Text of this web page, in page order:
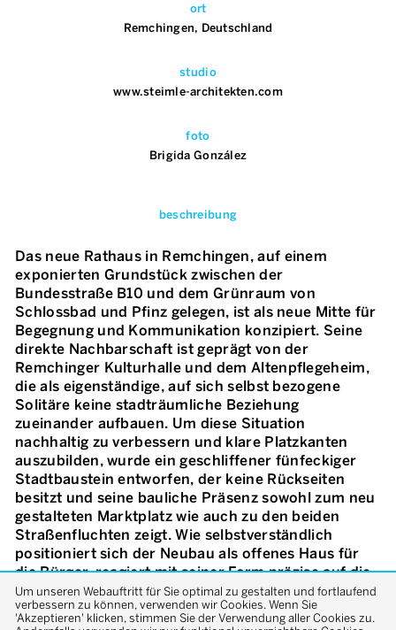
ort
Remchingen, Deutschland
studio
www.steimle-architekten.com
foto
Brigida González
beschreibung
Das neue Rathaus in Remchingen, auf einem
exponierten Grundstück zwischen der
Bundesstraße B10 und dem Grünraum von
Schlossbad und Pfinz gelegen, ist als neue Mitte für
Begegnung und Kommunikation konzipiert. Seine
direkte Nachbarschaft ist geprägt von der
Remchinger Kulturhalle und dem Altenpflegeheim,
die als eigenständige, auf sich selbst bezogene
Solitäre keine stadträumliche Beziehung
zueinander aufbauen. Um diese Situation
nachhaltig zu verbessern und klare Platzkanten
auszubilden, wurde ein geschliffener fünfeckiger
Stadtbaustein entworfen, der keine Rückseiten
besitzt und seine bauliche Präsenz sowohl zum neu
gestalteten Marktplatz wie auch zu den beiden
Straßenfluchten zeigt. Wie selbstverständlich
positioniert sich der Neubau als offenes Haus für
die Bürger, reagiert mit seiner Form präzise auf die
wichtigen Raumbeziehungen und definiert ein
neues Zentrum für Remchingen. Einerseits wirkt er
Um unseren Webauftritt für Sie optimal zu gestalten und fortlaufend
verbessern zu können, verwenden wir Cookies. Wenn Sie
'Akzeptieren' klicken, stimmen Sie der Verwendung aller Cookies zu.